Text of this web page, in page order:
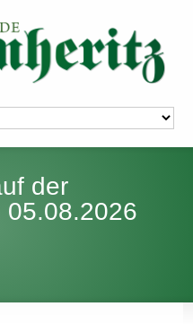
der
05.08.2026